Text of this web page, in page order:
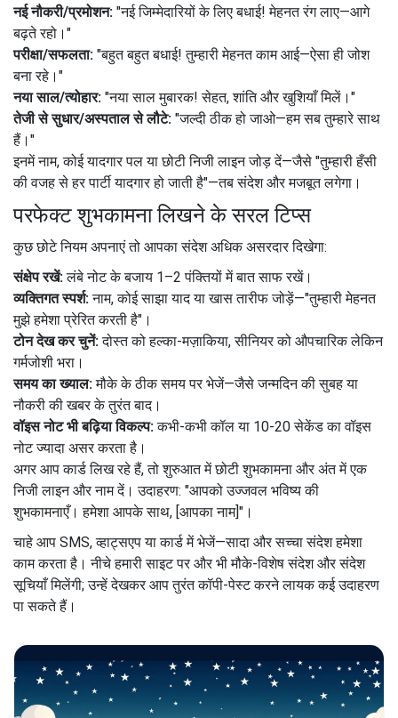
नई नौकरी/प्रमोशन: "नई जिम्मेदारियों के लिए बधाई! मेहनत रंग लाए—आगे
बढ़ते रहो।"
परीक्षा/सफलता: "बहुत बहुत बधाई! तुम्हारी मेहनत काम आई—ऐसा ही जोश
बना रहे।"
नया साल/त्योहार: "नया साल मुबारक! सेहत, शांति और खुशियाँ मिलें।"
तेजी से सुधार/अस्पताल से लौटे: "जल्दी ठीक हो जाओ—हम सब तुम्हारे साथ
हैं।"
इनमें नाम, कोई यादगार पल या छोटी निजी लाइन जोड़ दें—जैसे "तुम्हारी हँसी
की वजह से हर पार्टी यादगार हो जाती है"—तब संदेश और मजबूत लगेगा।
परफेक्ट शुभकामना लिखने के सरल टिप्स
कुछ छोटे नियम अपनाएं तो आपका संदेश अधिक असरदार दिखेगा:
संक्षेप रखें:लंबे नोट के बजाय 1–2 पंक्तियों में बात साफ रखें।
व्यक्तिगत स्पर्श:नाम, कोई साझा याद या खास तारीफ जोड़ें—"तुम्हारी मेहनत
मुझे हमेशा प्रेरित करती है"।
टोन देख कर चुनें:दोस्त को हल्का-मज़ाकिया, सीनियर को औपचारिक लेकिन
गर्मजोशी भरा।
समय का ख्याल:मौके के ठीक समय पर भेजें—जैसे जन्मदिन की सुबह या
नौकरी की खबर के तुरंत बाद।
वॉइस नोट भी बढ़िया विकल्प:कभी-कभी कॉल या 10-20 सेकेंड का वॉइस
नोट ज्यादा असर करता है।
अगर आप कार्ड लिख रहे हैं, तो शुरुआत में छोटी शुभकामना और अंत में एक
निजी लाइन और नाम दें। उदाहरण: "आपको उज्जवल भविष्य की
शुभकामनाएँ। हमेशा आपके साथ, [आपका नाम]"।
चाहे आप SMS, व्हाट्सएप या कार्ड में भेजें—सादा और सच्चा संदेश हमेशा
काम करता है। नीचे हमारी साइट पर और भी मौके-विशेष संदेश और संदेश
सूचियाँ मिलेंगी; उन्हें देखकर आप तुरंत कॉपी-पेस्ट करने लायक कई उदाहरण
पा सकते हैं।